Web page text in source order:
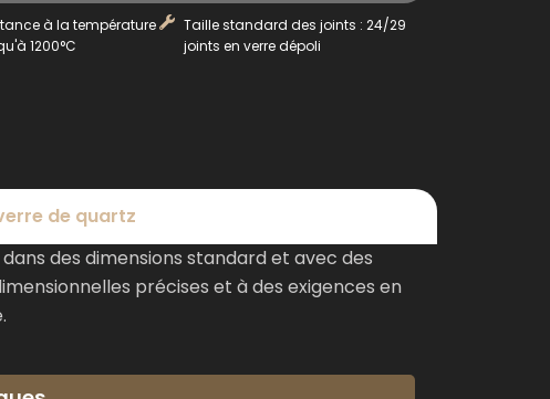
à la température
1200°C
Taille standard des joints : 24/29
joints en verre dépoli
de quartz
des dimensions standard et avec des
précises et à des exigences en